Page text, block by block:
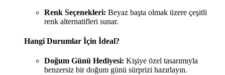
Renk Seçenekleri: Beyaz başta olmak üzere çeşitli
renk alternatifleri sunar.
Hangi Durumlar İçin İdeal?
Doğum Günü Hediyesi: Kişiye özel tasarımıyla
benzersiz bir doğum günü sürprizi hazırlayın.